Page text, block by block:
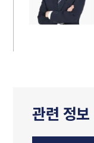
관련 정보